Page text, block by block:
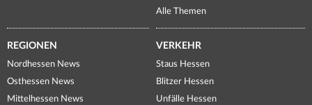
Alle Themen
REGIONEN
Nordhessen News
Osthessen News
Mittelhessen News
VERKEHR
Staus Hessen
Blitzer Hessen
Unfälle Hessen